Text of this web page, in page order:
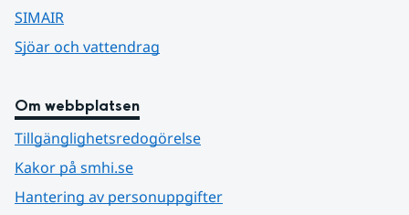
SIMAIR
Sjöar och vattendrag
Om webbplatsen
Tillgänglighetsredogörelse
Kakor på smhi.se
Hantering av personuppgifter